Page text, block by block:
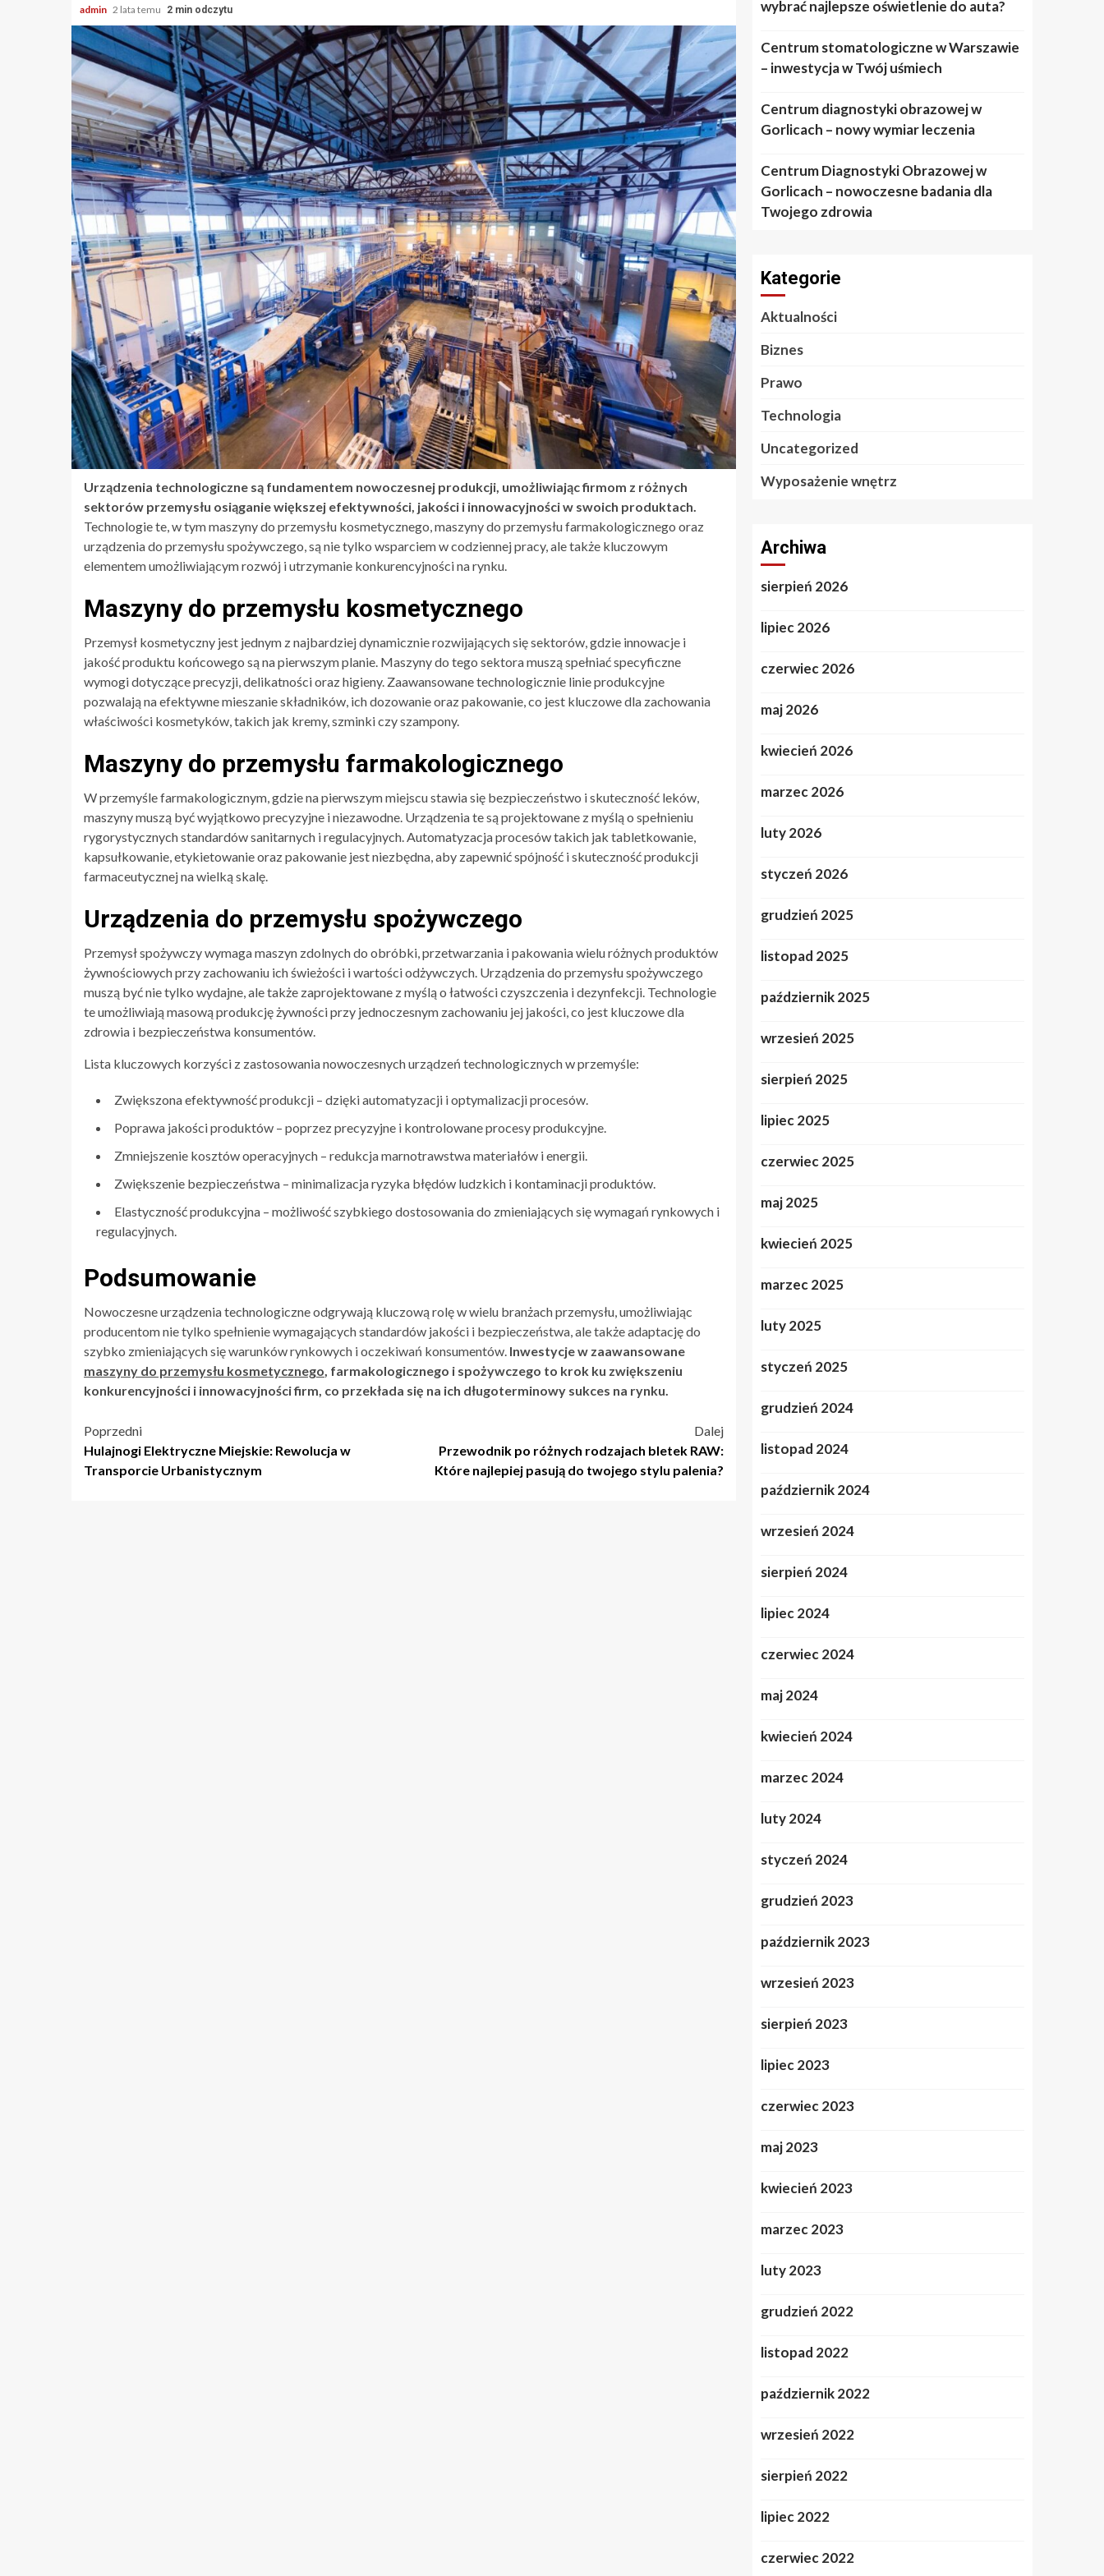
admin 2 lata temu 2 min odczytu
Urządzenia technologiczne są fundamentem nowoczesnej produkcji, umożliwiając firmom z różnych
sektorów przemysłu osiąganie większej efektywności, jakości i innowacyjności w swoich produktach.
Technologie te, w tym maszyny do przemysłu kosmetycznego, maszyny do przemysłu farmakologicznego oraz
urządzenia do przemysłu spożywczego, są nie tylko wsparciem w codziennej pracy, ale także kluczowym
elementem umożliwiającym rozwój i utrzymanie konkurencyjności na rynku.
Maszyny do przemysłu kosmetycznego
Przemysł kosmetyczny jest jednym z najbardziej dynamicznie rozwijających się sektorów, gdzie innowacje i
jakość produktu końcowego są na pierwszym planie. Maszyny do tego sektora muszą spełniać specyficzne
wymogi dotyczące precyzji, delikatności oraz higieny. Zaawansowane technologicznie linie produkcyjne
pozwalają na efektywne mieszanie składników, ich dozowanie oraz pakowanie, co jest kluczowe dla zachowania
właściwości kosmetyków, takich jak kremy, szminki czy szampony.
Maszyny do przemysłu farmakologicznego
W przemyśle farmakologicznym, gdzie na pierwszym miejscu stawia się bezpieczeństwo i skuteczność leków,
maszyny muszą być wyjątkowo precyzyjne i niezawodne. Urządzenia te są projektowane z myślą o spełnieniu
rygorystycznych standardów sanitarnych i regulacyjnych. Automatyzacja procesów takich jak tabletkowanie,
kapsułkowanie, etykietowanie oraz pakowanie jest niezbędna, aby zapewnić spójność i skuteczność produkcji
farmaceutycznej na wielką skalę.
Urządzenia do przemysłu spożywczego
Przemysł spożywczy wymaga maszyn zdolnych do obróbki, przetwarzania i pakowania wielu różnych produktów
żywnościowych przy zachowaniu ich świeżości i wartości odżywczych. Urządzenia do przemysłu spożywczego
muszą być nie tylko wydajne, ale także zaprojektowane z myślą o łatwości czyszczenia i dezynfekcji. Technologie
te umożliwiają masową produkcję żywności przy jednoczesnym zachowaniu jej jakości, co jest kluczowe dla
zdrowia i bezpieczeństwa konsumentów.
Lista kluczowych korzyści z zastosowania nowoczesnych urządzeń technologicznych w przemyśle:
Zwiększona efektywność produkcji – dzięki automatyzacji i optymalizacji procesów.
Poprawa jakości produktów – poprzez precyzyjne i kontrolowane procesy produkcyjne.
Zmniejszenie kosztów operacyjnych – redukcja marnotrawstwa materiałów i energii.
Zwiększenie bezpieczeństwa – minimalizacja ryzyka błędów ludzkich i kontaminacji produktów.
Elastyczność produkcyjna – możliwość szybkiego dostosowania do zmieniających się wymagań rynkowych i
regulacyjnych.
Podsumowanie
Nowoczesne urządzenia technologiczne odgrywają kluczową rolę w wielu branżach przemysłu, umożliwiając
producentom nie tylko spełnienie wymagających standardów jakości i bezpieczeństwa, ale także adaptację do
szybko zmieniających się warunków rynkowych i oczekiwań konsumentów. Inwestycje w zaawansowane
maszyny do przemysłu kosmetycznego , farmakologicznego i spożywczego to krok ku zwiększeniu
konkurencyjności i innowacyjności firm, co przekłada się na ich długoterminowy sukces na rynku.
Nawigacja
wpisu
Poprzedni
Hulajnogi Elektryczne Miejskie: Rewolucja w
Transporcie Urbanistycznym
Dalej
Przewodnik po różnych rodzajach bletek RAW:
Które najlepiej pasują do twojego stylu palenia?
wybrać najlepsze oświetlenie do auta?
Centrum stomatologiczne w Warszawie
– inwestycja w Twój uśmiech
Centrum diagnostyki obrazowej w
Gorlicach – nowy wymiar leczenia
Centrum Diagnostyki Obrazowej w
Gorlicach – nowoczesne badania dla
Twojego zdrowia
Kategorie
Aktualności
Biznes
Prawo
Technologia
Uncategorized
Wyposażenie wnętrz
Archiwa
sierpień 2026
lipiec 2026
czerwiec 2026
maj 2026
kwiecień 2026
marzec 2026
luty 2026
styczeń 2026
grudzień 2025
listopad 2025
październik 2025
wrzesień 2025
sierpień 2025
lipiec 2025
czerwiec 2025
maj 2025
kwiecień 2025
marzec 2025
luty 2025
styczeń 2025
grudzień 2024
listopad 2024
październik 2024
wrzesień 2024
sierpień 2024
lipiec 2024
czerwiec 2024
maj 2024
kwiecień 2024
marzec 2024
luty 2024
styczeń 2024
grudzień 2023
październik 2023
wrzesień 2023
sierpień 2023
lipiec 2023
czerwiec 2023
maj 2023
kwiecień 2023
marzec 2023
luty 2023
grudzień 2022
listopad 2022
październik 2022
wrzesień 2022
sierpień 2022
lipiec 2022
czerwiec 2022